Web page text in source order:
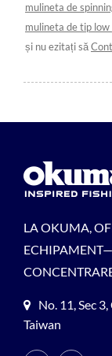
mulineta de
mulineta de tip
și nu ezitați să
LA OKUMA,
No. 11, Sec
Taiwan